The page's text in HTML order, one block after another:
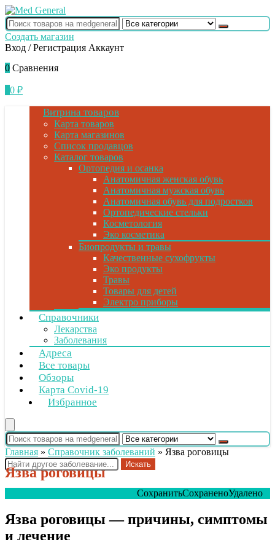
Создать магазин
Вход / Регистрация Аккаунт
0 Сравнения
0 ₽
Витрина товаров
Карта товаров
Карта магазинов
Список продавцов
Каталог товаров
Ортопедия и осанка
Анатомичная женская обувь
Анатомичная мужская обувь
Анатомичная обувь для подростков
Ортопедические стельки
Косметология
Эко косметика
Биопродукты и травы
Качественные сухофрукты
Эко продукты
Травы
Товары для детей
Электро приборы
Справочники
Лекарства
Заболевания
Адреса
Все товары
Обзоры
Карта Covid-19
Избранное
Главная » Справочник заболеваний » Язва роговицы
Искать
Язва роговицы
СохранитьСохраненоУдалено
Язва роговицы — причины, симптомы
и лечение